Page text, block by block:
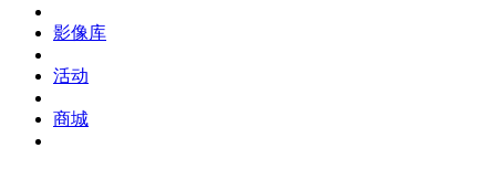
影像库
活动
商城